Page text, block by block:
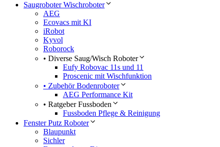
Saugroboter Wischroboter
AEG
Ecovacs mit KI
iRobot
Kyvol
Roborock
• Diverse Saug/Wisch Roboter
Eufy Robovac 11s und 11
Proscenic mit Wischfunktion
• Zubehör Bodenroboter
AEG Performance Kit
• Ratgeber Fussboden
Fussboden Pflege & Reinigung
Fenster Putz Roboter
Blaupunkt
Sichler